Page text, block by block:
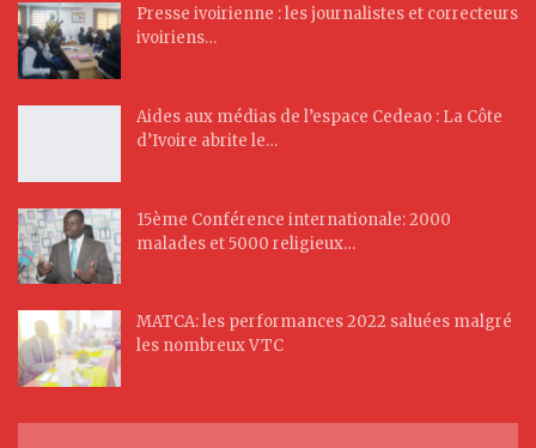
Presse ivoirienne : les journalistes et correcteurs
ivoiriens…
Aides aux médias de l’espace Cedeao : La Côte
d’Ivoire abrite le…
15ème Conférence internationale: 2000
malades et 5000 religieux…
MATCA: les performances 2022 saluées malgré
les nombreux VTC